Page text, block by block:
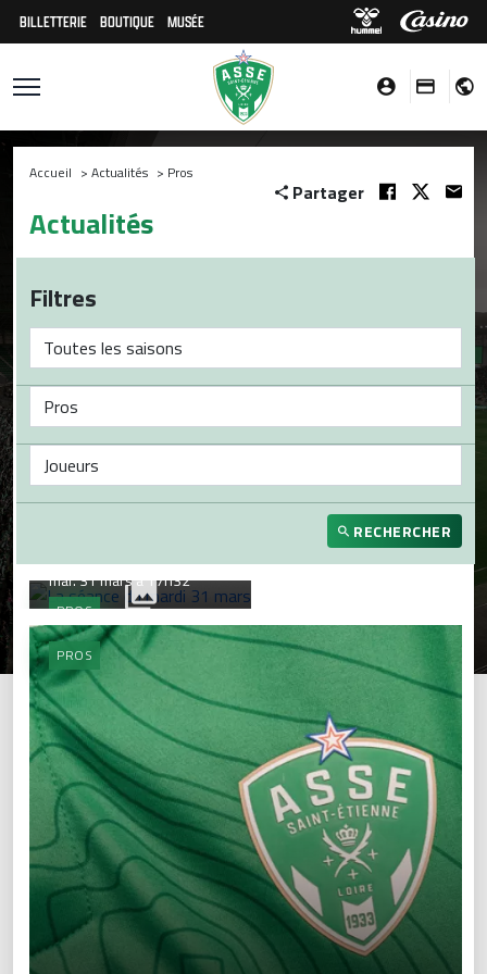
BILLETTERIE BOUTIQUE MUSÉE
Accueil > Actualités > Pros
Partager
Actualités
Filtres
RECHERCHER
PROS
mar. 31 mars à 17h32
PROS